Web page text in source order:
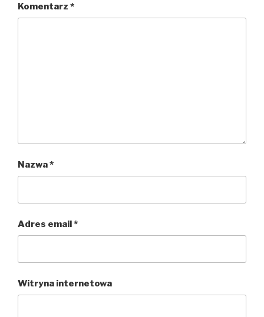
Komentarz *
Nazwa*
Adres email*
Witryna internetowa